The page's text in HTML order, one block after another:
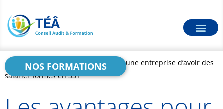
NOS FORMATIONS
Accueil>Blog>Les avantages pour une entreprise d’avoir des
salarier formés en SST